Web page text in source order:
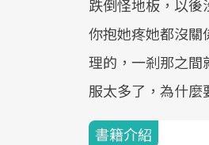
跌倒怪地板，以後
你抱她疼她都沒關
理的，一剎那之間
服太多了，為什麼
書籍介紹